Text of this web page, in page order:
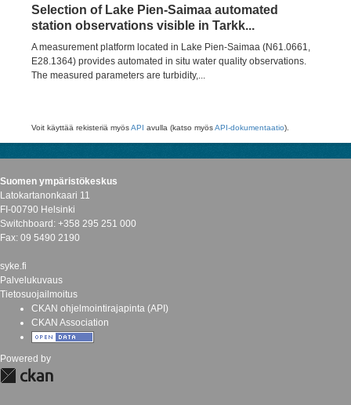
Selection of Lake Pien-Saimaa automated
station observations visible in Tarkk...
A measurement platform located in Lake Pien-Saimaa (N61.0661,
E28.1364) provides automated in situ water quality observations.
The measured parameters are turbidity,...
Voit käyttää rekisteriä myösAPI avulla (katso myösAPI-dokumentaatio).
Suomen ympäristökeskus
Latokartanonkaari 11
FI-00790 Helsinki
Switchboard: +358 295 251 000
Fax: 09 5490 2190
syke.fi
Palvelukuvaus
Tietosuojailmoitus
CKAN ohjelmointirajapinta (API)
CKAN Association
Powered by